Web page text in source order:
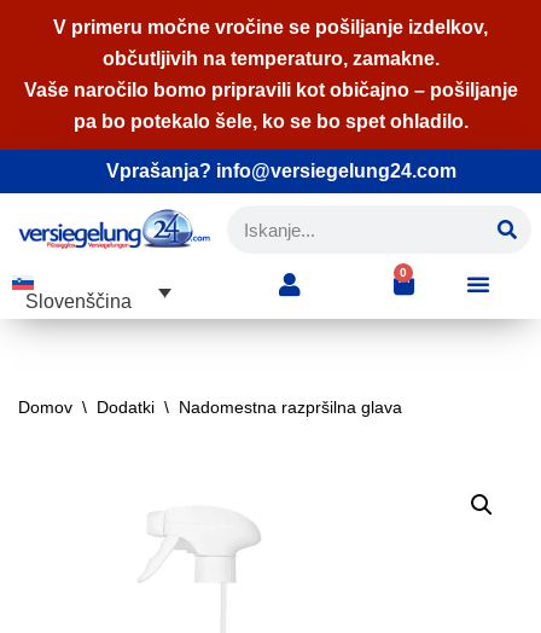
na
vsebino
V primeru močne vročine se pošiljanje izdelkov,
občutljivih na temperaturo, zamakne.
Vaše naročilo bomo pripravili kot običajno – pošiljanje
pa bo potekalo šele, ko se bo spet ohladilo.
Vprašanja? info@versiegelung24.com
Slovenščina
0
Domov \ Dodatki \ Nadomestna razpršilna glava